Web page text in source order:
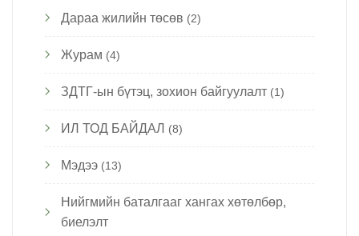
Дараа жилийн төсөв (2)
Журам (4)
ЗДТГ-ын бүтэц, зохион байгуулалт (1)
ИЛ ТОД БАЙДАЛ (8)
Мэдээ (13)
Нийгмийн баталгааг хангах хөтөлбөр,
биелэлт